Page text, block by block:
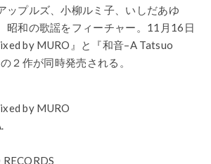
ップルズ、小柳ルミ子、いしだあゆ
昭和の歌謡をフィーチャー。11月16日
by MURO』と『和音–A Tatsuo
２作が同時発売される。
by MURO